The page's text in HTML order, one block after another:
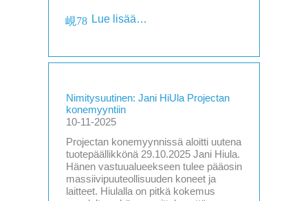
Lue lisää…
Nimitysuutinen: Jani HiUla Projectan
konemyyntiin
10-11-2025
Projectan konemyynnissä aloitti uutena
tuotepäällikkönä 29.10.2025 Jani Hiula.
Hänen vastuualueekseen tulee pääosin
massiivipuuteollisuuden koneet ja
laitteet. Hiulalla on pitkä kokemus